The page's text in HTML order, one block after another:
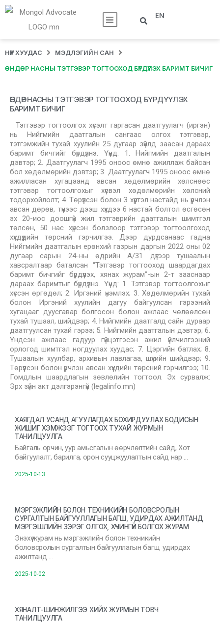
EN
НҮҮР ХУУДАС МЭДЛЭГИЙН САН
ӨНДӨР НАСНЫ ТЭТГЭВЭР ТОГТООХОД БҮРДҮҮЛЭХ БАРИМТ БИЧИГ
ӨНДӨР НАСНЫ ТЭТГЭВЭР ТОГТООХОД БҮРДҮҮЛЭХ
БАРИМТ БИЧИГ
Тэтгэвэр тогтоолгох хүсэлт гаргасан даатгуулагч (иргэн)
нь Нийгмийн даатгалын сангаас олгох тэтгэвэр,
тэтгэмжийн тухай хуулийн 25 дугаар зүйлд заасан дараах
баримт бичгийг бүрдүүлнэ. Үүнд: 1. Нийгмийн даатгалын
дэвтэр; 2. Даатгуулагч 1995 оноос өмнө ажиллаж байсан
бол хөдөлмөрийн дэвтэр; 3. Даатгуулагч 1995 оноос өмнө
ажилласан хугацаанд авсан хөдөлмөрийн хөлснөөс
тэтгэвэр тогтоолгохыг хүсвэл хөдөлмөрийн хөлсний
тодорхойлолт; 4. Төрүүлсэн болон З хүртэл настайд нь үрчлэн
авсан дөрөв, түүнээс дээш хүүхдээ 6 настай болтол өсгөсөн
эх 20-иос доошгүй жил тэтгэврийн даатгалын шимтгэл
төлсөн, 50 нас хүрсэн болзлоор тэтгэвэр тогтоолгоход
хүүхдүүдийн төрсний гэрчилгээ. Дээр дурдсанаас гадна
Нийгмийн даатгалын ерөнхий газрын даргын 2022 оны 02
дугаар сарын 24-ны өдрийн А/31 дүгээр тушаалын
хавсралтаар баталсан “Тэтгэвэр тогтооход шаардагдах
баримт бичгийг бүрдүүлэх, хянах журам”-ын 2-т зааснаар
дараах баримтыг бүрдүүлнэ. Үүнд: 1. Тэтгэвэр тогтоолгохыг
хүссэн өргөдөл; 2. Иргэний үнэмлэх; 3. Хөдөлмөрийн тухай
болон Иргэний хуулийн дагуу байгуулсан гэрээний
хугацааг дуусгавар болгосон болон ажлаас чөлөөлсөн
тухай тушаал, шийдвэр; 4. Нийгмийн даатгалд сайн дураар
даатгуулсан тухай гэрээ; 5. Нийгмийн даатгалын дэвтэр; 6.
Үндсэн ажлаас гадуур гүйцэтгэсэн ажил үйлчилгээний
орлогод шимтгэл ногдуулах хуудас; 7. Цэргийн батлах; 8.
Тушаалын хуулбар, архивын лавлагаа, шүүхийн шийдвэр; 9.
Төрүүлсэн болон үрчлэн авсан хүүхдийн төрсний гэрчилгээ; 10.
Гомдлын шаардлагын зөвлөлийн тогтоол. Эх сурвалж:
Эрх зүйн акт дэлгэрэнгүй (legalinfo.mn)
ХАЯГДАЛ УСАНД АГУУЛАГДАХ БОХИРДУУЛАХ БОДИСЫН
ЖИШИГ ХЭМЖЭЭГ ТОГТООХ ТУХАЙ ЖУРМЫН
ТАНИЛЦУУЛГА
Байгаль орчин, уур амьсгалын өөрчлөлтийн сайд, Хот
байгуулалт, барилга, орон сууцжуулалтын сайд нар …
2025-10-13
МЭРГЭЖЛИЙН БОЛОН ТЕХНИКИЙН БОЛОВСРОЛЫН
СУРГАЛТЫН БАЙГУУЛЛАГЫН БАГШ, УДИРДАХ АЖИЛТАНД
МЭРГЭШЛИЙН ЗЭРЭГ ОЛГОХ, ХҮЧИНГҮЙ БОЛГОХ ЖУРАМ
Энэхүү журам нь мэргэжлийн болон техникийн
боловсролын сургалтын байгууллагын багш, удирдах
ажилтанд …
2025-10-02
ХЯНАЛТ-ШИНЖИЛГЭЭ ХИЙХ ЖУРМЫН ТОВЧ
ТАНИЛЦУУЛГА